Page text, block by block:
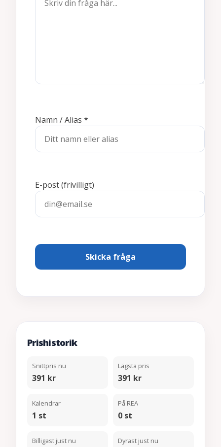
Namn / Alias *
E-post(frivilligt)
Prishistorik
Snittpris nu
391 kr
Lägsta pris
391 kr
Kalendrar
1 st
På REA
0 st
Billigast just nu Dyrast just nu